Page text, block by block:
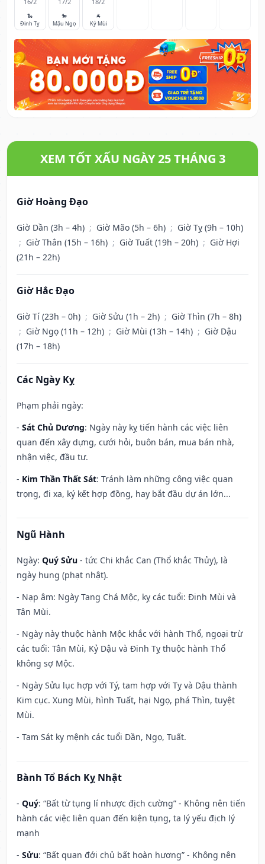
🐍
Đinh Tỵ
🐎
Mậu Ngọ
🐐
Kỷ Mùi
XEM TỐT XẤU NGÀY 25 THÁNG 3
Giờ Hoàng Đạo
Giờ Dần (3h – 4h) ; Giờ Mão (5h – 6h) ; Giờ Tỵ (9h – 10h)
; Giờ Thân (15h – 16h) ; Giờ Tuất (19h – 20h) ; Giờ Hợi
(21h – 22h)
Giờ Hắc Đạo
Giờ Tí (23h – 0h) ; Giờ Sửu (1h – 2h) ; Giờ Thìn (7h – 8h)
; Giờ Ngọ (11h – 12h) ; Giờ Mùi (13h – 14h) ; Giờ Dậu
(17h – 18h)
Các Ngày Kỵ
Phạm phải ngày:
- Sát Chủ Dương: Ngày này kỵ tiến hành các việc liên
quan đến xây dựng, cưới hỏi, buôn bán, mua bán nhà,
nhận việc, đầu tư.
- Kim Thần Thất Sát: Tránh làm những công việc quan
trọng, đi xa, ký kết hợp đồng, hay bắt đầu dự án lớn...
Ngũ Hành
Ngày: Quý Sửu - tức Chi khắc Can (Thổ khắc Thủy), là
ngày hung (phạt nhật).
- Nạp âm: Ngày Tang Chá Mộc, kỵ các tuổi: Đinh Mùi và
Tân Mùi.
- Ngày này thuộc hành Mộc khắc với hành Thổ, ngoại trừ
các tuổi: Tân Mùi, Kỷ Dậu và Đinh Tỵ thuộc hành Thổ
không sợ Mộc.
- Ngày Sửu lục hợp với Tý, tam hợp với Tỵ và Dậu thành
Kim cục. Xung Mùi, hình Tuất, hại Ngọ, phá Thìn, tuyệt
Mùi.
- Tam Sát kỵ mệnh các tuổi Dần, Ngọ, Tuất.
Bành Tổ Bách Kỵ Nhật
- Quý: “Bất từ tụng lí nhược địch cường” - Không nên tiến
hành các việc liên quan đến kiện tụng, ta lý yếu địch lý
mạnh
- Sửu: “Bất quan đới chủ bất hoàn hương” - Không nên